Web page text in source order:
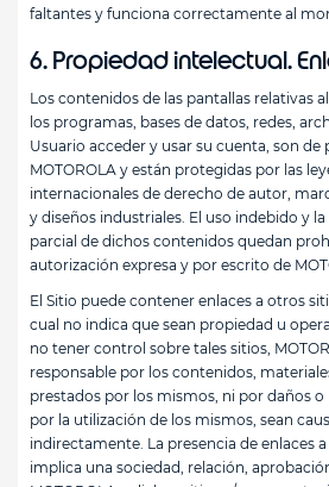
faltantes y funciona correctamente al
6. Propiedad intelectual.
Los contenidos de las pantallas relativas
los programas, bases de datos, redes,
Usuario acceder y usar su cuenta, son de
MOTOROLA y están protegidas por las
internacionales de derecho de autor,
y diseños industriales. El uso indebido y
parcial de dichos contenidos quedan
autorización expresa y por escrito de
El Sitio puede contener enlaces a otros
cual no indica que sean propiedad u
no tener control sobre tales sitios,
responsable por los contenidos,
prestados por los mismos, ni por daños o
por la utilización de los mismos, sean
indirectamente. La presencia de enlaces
implica una sociedad, relación,